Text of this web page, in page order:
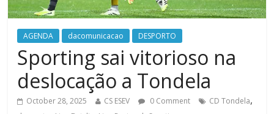
AGENDA dacomunicacao DESPORTO
Sporting sai vitorioso na
deslocação a Tondela
October 28, 2025 CS ESEV 0 Comment CD Tondela,